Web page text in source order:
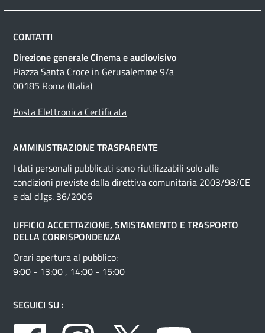
CONTATTI
Direzione generale Cinema e audiovisivo
Piazza Santa Croce in Gerusalemme 9/a
00185 Roma (Italia)
Posta Elettronica Certificata
AMMINISTRAZIONE TRASPARENTE
I dati personali pubblicati sono riutilizzabili solo alle
condizioni previste dalla direttiva comunitaria 2003/98/CE
e dal d.lgs. 36/2006
UFFICIO ACCETTAZIONE, SMISTAMENTO E TRASPORTO
DELLA CORRISPONDENZA
Orari apertura al pubblico:
9:00 - 13:00 , 14:00 - 15:00
SEGUICI SU :
Facebook
Instagram Twitter